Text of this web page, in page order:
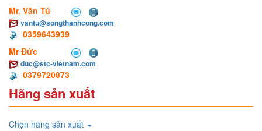
Mr. Văn Tú
vantu@songthanhcong.com
0359643939
Mr Đức
duc@stc-vietnam.com
0379720873
Hãng sản xuất
Chọn hãng sản xuất